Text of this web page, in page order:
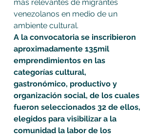
más relevantes de migrantes
venezolanos en medio de un
ambiente cultural.
A la convocatoria se inscribieron
aproximadamente 135mil
emprendimientos en las
categorías cultural,
gastronómico, productivo y
organización social, de los cuales
fueron seleccionados 32 de ellos,
elegidos para visibilizar a la
comunidad la labor de los